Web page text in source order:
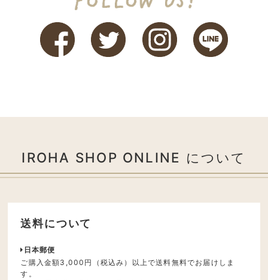
IROHA SHOP ONLINE について
送料について
日本郵便
ご購入金額3,000円（税込み）以上で送料無料でお届けしま
す。